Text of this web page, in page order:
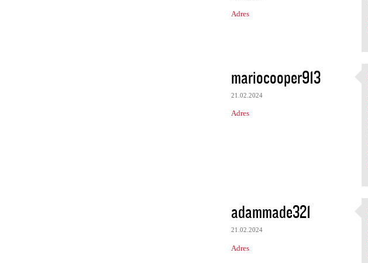
Adres
mariocooper913
21.02.2024
Adres
adammade321
21.02.2024
Adres